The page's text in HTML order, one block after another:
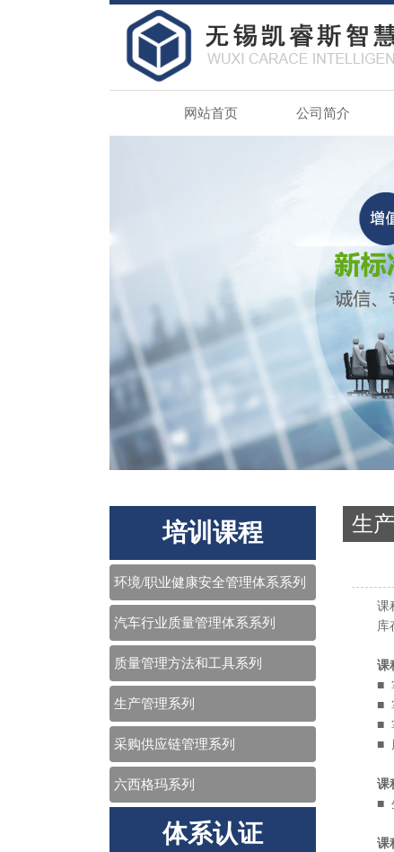
网站首页 公司简介
培训课程
环境/职业健康安全管理体系系列
汽车行业质量管理体系系列
质量管理方法和工具系列
生产管理系列
采购供应链管理系列
六西格玛系列
体系认证
生
课
库存
课
■ 掌
■ 掌
■ 掌
■ 库
课
■ 生
课